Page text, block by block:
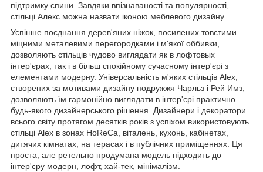
підтримку спини. Завдяки впізнаваності та популярності,
стільці Алекс можна назвати іконою меблевого дизайну.
Успішне поєднання дерев'яних ніжок, посилених товстими
міцними металевими перегородками і м'якої оббивки,
дозволяють стільців чудово виглядати як в лофтовых
інтер'єрах, так і в більш спокійному сучасному інтер'єрі з
елементами модерну. Універсальність м'яких стільців Alex,
створених за мотивами дизайну подружжя Чарльз і Рей Имз,
дозволяють їм гармонійно виглядати в інтер'єрі практично
будь-якого дизайнерського рішення. Дизайнери і декоратори
всього світу протягом десятків років з успіхом використовують
стільці Alex в зонах HoReCa, віталень, кухонь, кабінетах,
дитячих кімнатах, на терасах і в публічних приміщеннях. Ця
проста, але ретельно продумана модель підходить до
інтер'єру модерн, лофт, хай-тек, мінімалізм.